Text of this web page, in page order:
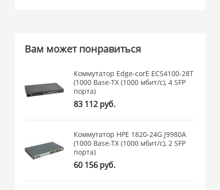
Вам может понравиться
Коммутатор Edge-corE ECS4100-28T
(1000 Base-TX (1000 мбит/с), 4 SFP
порта)
83 112 руб.
Коммутатор HPE 1820-24G J9980A
(1000 Base-TX (1000 мбит/с), 2 SFP
порта)
60 156 руб.